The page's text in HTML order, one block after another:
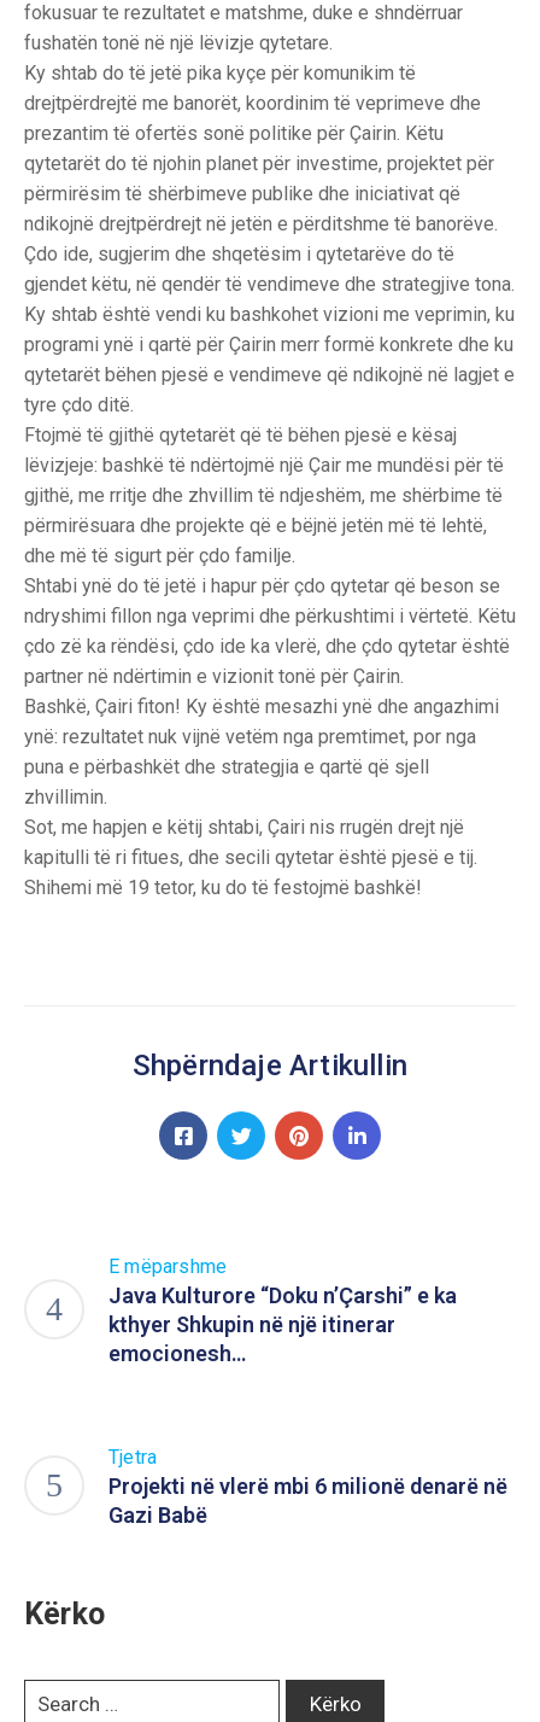
fokusuar te rezultatet e matshme, duke e shndërruar
fushatën tonë në një lëvizje qytetare.
Ky shtab do të jetë pika kyçe për komunikim të
drejtpërdrejtë me banorët, koordinim të veprimeve dhe
prezantim të ofertës sonë politike për Çairin. Këtu
qytetarët do të njohin planet për investime, projektet për
përmirësim të shërbimeve publike dhe iniciativat që
ndikojnë drejtpërdrejt në jetën e përditshme të banorëve.
Çdo ide, sugjerim dhe shqetësim i qytetarëve do të
gjendet këtu, në qendër të vendimeve dhe strategjive tona.
Ky shtab është vendi ku bashkohet vizioni me veprimin, ku
programi ynë i qartë për Çairin merr formë konkrete dhe ku
qytetarët bëhen pjesë e vendimeve që ndikojnë në lagjet e
tyre çdo ditë.
Ftojmë të gjithë qytetarët që të bëhen pjesë e kësaj
lëvizjeje: bashkë të ndërtojmë një Çair me mundësi për të
gjithë, me rritje dhe zhvillim të ndjeshëm, me shërbime të
përmirësuara dhe projekte që e bëjnë jetën më të lehtë,
dhe më të sigurt për çdo familje.
Shtabi ynë do të jetë i hapur për çdo qytetar që beson se
ndryshimi fillon nga veprimi dhe përkushtimi i vërtetë. Këtu
çdo zë ka rëndësi, çdo ide ka vlerë, dhe çdo qytetar është
partner në ndërtimin e vizionit tonë për Çairin.
Bashkë, Çairi fiton! Ky është mesazhi ynë dhe angazhimi
ynë: rezultatet nuk vijnë vetëm nga premtimet, por nga
puna e përbashkët dhe strategjia e qartë që sjell
zhvillimin.
Sot, me hapjen e këtij shtabi, Çairi nis rrugën drejt një
kapitulli të ri fitues, dhe secili qytetar është pjesë e tij.
Shihemi më 19 tetor, ku do të festojmë bashkë!
Shpërndaje Artikullin
E mëparshme
Java Kulturore “Doku n’Çarshi” e ka
kthyer Shkupin në një itinerar
emocionesh…
Tjetra
Projekti në vlerë mbi 6 milionë denarë në
Gazi Babë
Kërko